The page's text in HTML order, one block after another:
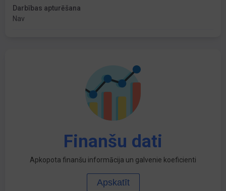
Darbības apturēšana
Nav
Finanšu dati
Apkopota finanšu informācija un galvenie koeficienti
Apskatīt